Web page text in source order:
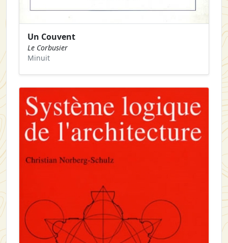
Un Couvent
Le Corbusier
Minuit